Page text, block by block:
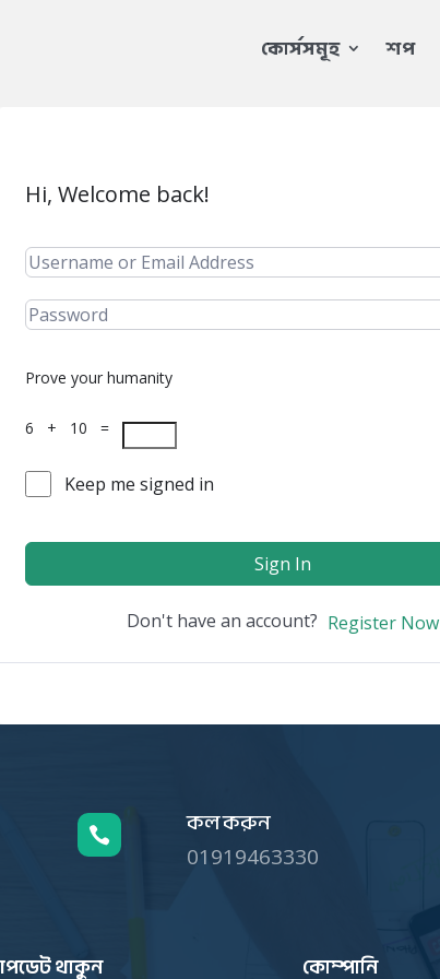
কোর্সসমূহ শপ
Hi, Welcome back!
Prove your humanity
6 + 10 =
Keep me signed in
Sign In
Don't have an account? Register Now
 কল করুন
01919463330
থাকুন কোম্পানি